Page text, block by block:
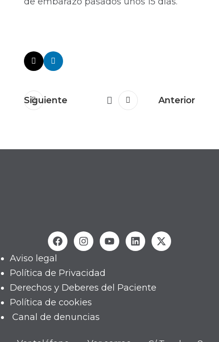
Siguiente Anterior
Aviso legal
Política de Privacidad
Derechos y Deberes del Paciente
Política de cookies
Canal de denuncias